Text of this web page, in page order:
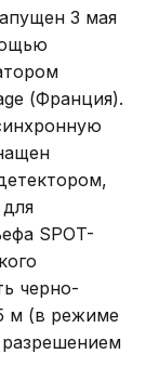
3 мая
(Франция).
SPOT-
черно-
м (в режиме